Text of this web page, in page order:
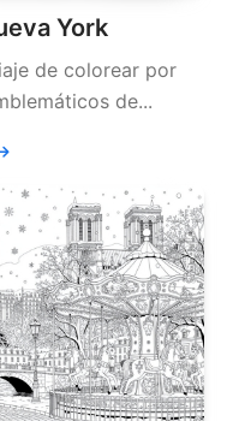
York
de colorear por
de...